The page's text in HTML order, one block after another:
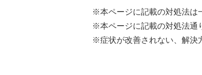
※本ページに記載の対処法は
※本ページに記載の対処法通
※症状が改善されない、解決